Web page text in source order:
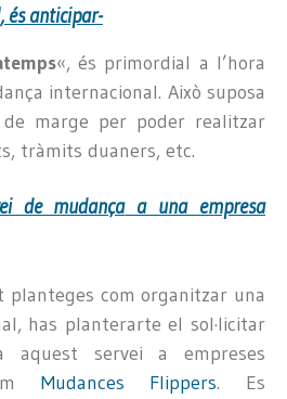
és anticipar-
«, és primordial a l’hora
internacional. Això suposa
marge per poder realitzar
tràmits duaners, etc.
de mudançaa una empresa
planteges com organitzar una
has planterarte el sol·licitar
aquest servei a empreses
Mudances Flippers. Es